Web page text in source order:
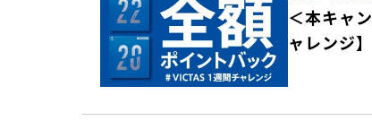
＜本キャ
ャレンジ】